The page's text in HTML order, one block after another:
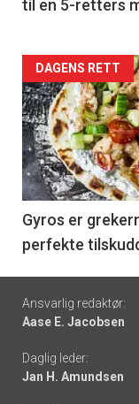
til en 5-retters
Forsiden
akkurat
nå
-
6
DAGENS RETT
Gyros er
perfekte
Footer
-
links
Ansvarlig redaktør:
Aase E. Jacobsen
Daglig leder:
Jan H. Amundsen